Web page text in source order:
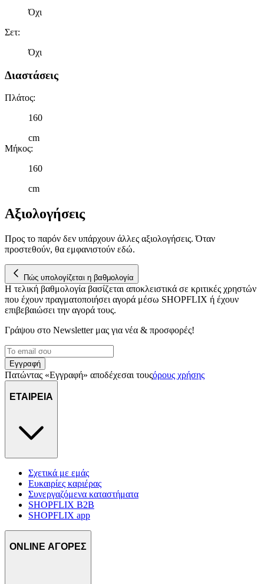
στη συσκευή σας, με σκοπό την προβολή εξατομικευμένων
διαφημίσεων και περιεχομένου, τις μετρήσεις σχετικά με
διαφημίσεις και περιεχόμενο, την καλύτερη εικόνα του κοινού
πληροφορίες σχετικά με την από μέρους σας χρήση της
δικτύωσης, διαφημίσεων και ανάλυσης.
Όχι
Σετ:
Όχι
Διαστάσεις
Πλάτος:
160
cm
Μήκος:
160
cm
Αξιολογήσεις
Προς το παρόν δεν υπάρχουν άλλες αξιολογήσεις. Όταν
προστεθούν, θα εμφανιστούν εδώ.
Πώς υπολογίζεται η βαθμολογία
Η τελική βαθμολογία βασίζεται αποκλειστικά σε κριτικές χρηστών
που έχουν πραγματοποιήσει αγορά μέσω SHOPFLIX ή έχουν
επιβεβαιώσει την αγορά τους.
Γράψου στο Νewsletter μας για νέα & προσφορές!
Εγγραφή
Πατώντας «Εγγραφή» αποδέχεσαι τουςόρους χρήσης
ΕΤΑΙΡΕΙΑ
Σχετικά με εμάς
Ευκαιρίες καριέρας
Συνεργαζόμενα καταστήματα
SHOPFLIX B2B
SHOPFLIX app
ONLINE ΑΓΟΡΕΣ